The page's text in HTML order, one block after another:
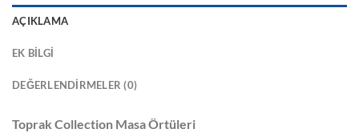
AÇIKLAMA
EK BILGI
DEĞERLENDIRMELER (0)
Toprak Collection Masa Örtüleri